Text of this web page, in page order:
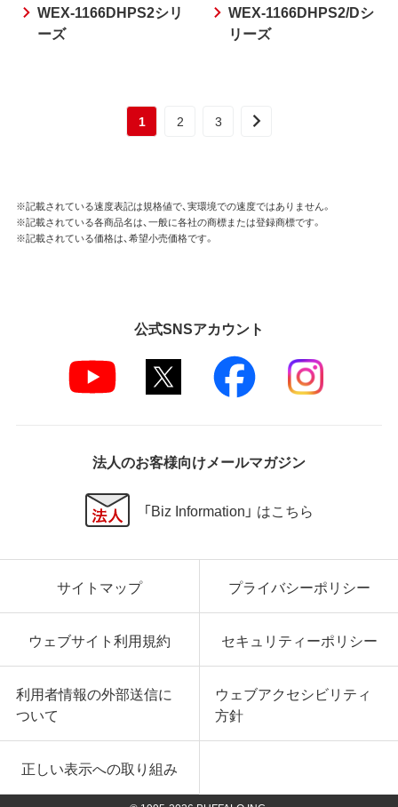
WEX-1166DHPS2シリ
ーズ
WEX-1166DHPS2/Dシ
リーズ
1 2 3
※記載されている速度表記は規格値で、実環境での速度ではありません。
※記載されている各商品名は、一般に各社の商標または登録商標です。
※記載されている価格は、希望小売価格です。
公式SNSアカウント
法人のお客様向けメールマガジン
「Biz Information」 はこちら
サイトマップ プライバシーポリシー
ウェブサイト利用規約 セキュリティーポリシー
利用者情報の外部送信に
ついて
ウェブアクセシビリティ
方針
正しい表示への取り組み